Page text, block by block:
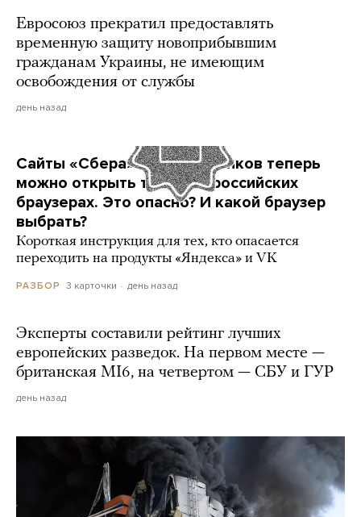
Евросоюз прекратил предоставлять
временную защиту новоприбывшим
гражданам Украины, не имеющим
освобождения от службы
день назад
Сайты «Сбера» и других банков теперь
можно открыть только в российских
браузерах. Это опасно? И какой браузер
выбрать?
Короткая инструкция для тех, кто опасается
переходить на продукты «Яндекса» и VK
РАЗБОР 3 карточки день назад
Эксперты составили рейтинг лучших
европейских разведок. На первом месте —
британская MI6, на четвертом — СБУ и ГУР
день назад